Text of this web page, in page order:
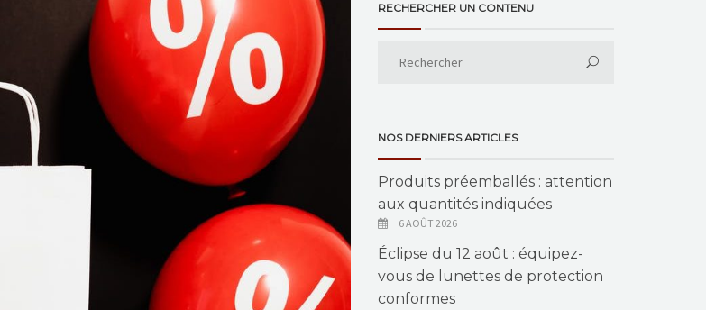
RECHERCHER UN CONTENU
NOS DERNIERS ARTICLES
Produits préemballés : attention
aux quantités indiquées
6 AOÛT 2026
Éclipse du 12 août : équipez-
vous de lunettes de protection
conformes